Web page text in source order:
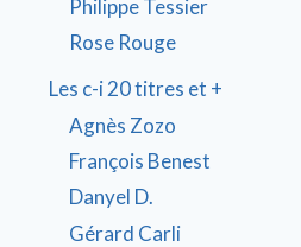
Philippe Tessier
Rose Rouge
Les c-i 20 titres et +
Agnès Zozo
François Benest
Danyel D.
Gérard Carli